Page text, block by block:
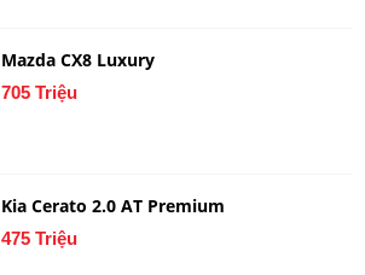
Mazda CX8 Luxury
705 Triệu
Kia Cerato 2.0 AT Premium
475 Triệu